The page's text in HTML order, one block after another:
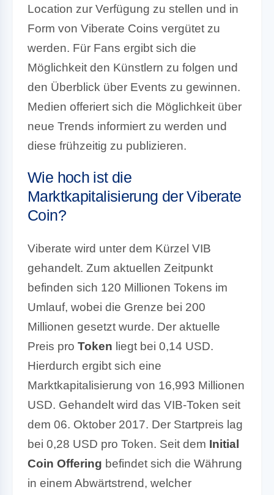
Location zur Verfügung zu stellen und in
Form von Viberate Coins vergütet zu
werden. Für Fans ergibt sich die
Möglichkeit den Künstlern zu folgen und
den Überblick über Events zu gewinnen.
Medien offeriert sich die Möglichkeit über
neue Trends informiert zu werden und
diese frühzeitig zu publizieren.
Wie hoch ist die
Marktkapitalisierung der Viberate
Coin?
Viberate wird unter dem Kürzel VIB
gehandelt. Zum aktuellen Zeitpunkt
befinden sich 120 Millionen Tokens im
Umlauf, wobei die Grenze bei 200
Millionen gesetzt wurde. Der aktuelle
Preis pro Token liegt bei 0,14 USD.
Hierdurch ergibt sich eine
Marktkapitalisierung von 16,993 Millionen
USD. Gehandelt wird das VIB-Token seit
dem 06. Oktober 2017. Der Startpreis lag
bei 0,28 USD pro Token. Seit dem Initial
Coin Offering befindet sich die Währung
in einem Abwärtstrend, welcher